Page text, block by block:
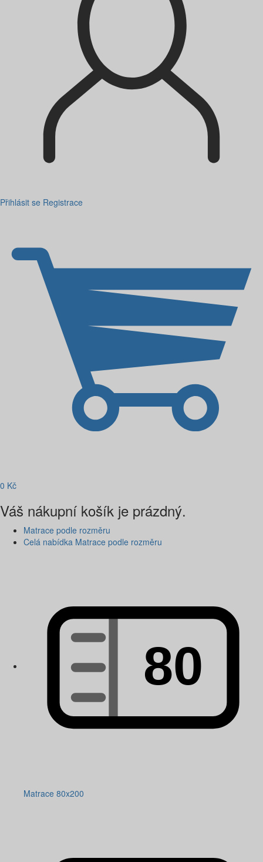
Přihlásit se Registrace
0 Kč
Váš nákupní košík je prázdný.
Matrace podle rozměru
Celá nabídka Matrace podle rozměru
Matrace 80x200